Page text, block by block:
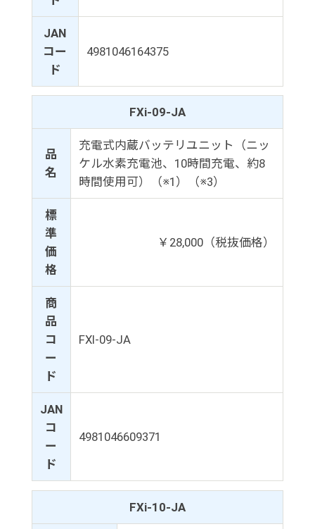
JAN
コー
ド
4981046164375
FXi-09-JA
品
名
充電式内蔵バッテリユニット（ニッ
ケル水素充電池、10時間充電、約8
時間使用可）（※1）（※3）
標
準
価
格
￥28,000（税抜価格）
商
品
コ
ー
ド
FXI-09-JA
JAN
コ
ー
ド
4981046609371
FXi-10-JA